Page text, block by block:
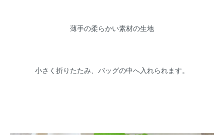
薄手の柔らかい素材の生地
小さく折りたたみ、バッグの中へ入れられます。